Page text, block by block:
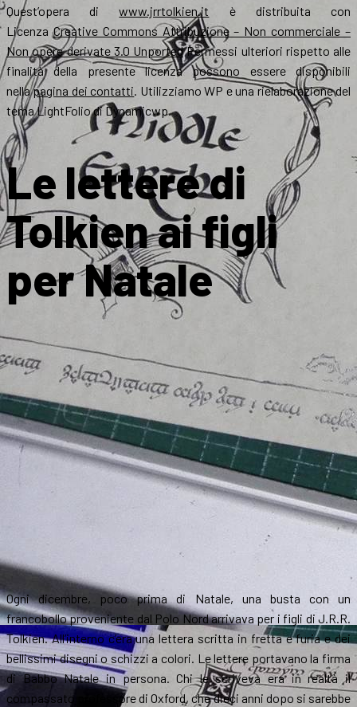
Quest’opera diwww.jrrtolkien.it è distribuita con
LicenzaCreative Commons Attribuzione – Non commerciale –
Non opere derivate 3.0 UnportedPermessi ulteriori rispetto alle
finalità della presente licenza possono essere disponibili
nellapagina dei contatti. Utilizziamo WP e una rielaborazione del
tema LightFolio di Dynamicwp.
Le lettere di
Tolkien ai figli
per Natale
Ogni dicembre, poco prima di Natale, una busta con un
francobollo proveniente dal Polo Nord arrivava per i figli di J.R.R.
Tolkien. All’interno c’era una lettera scritta in fretta e furia e dei
bellissimi disegni o schizzi a colori. Le lettere portavano la firma
di Babbo Natale in persona. Chi le scriveva era in realtà il
compassato professore di Oxford, che dieci anni dopo si sarebbe